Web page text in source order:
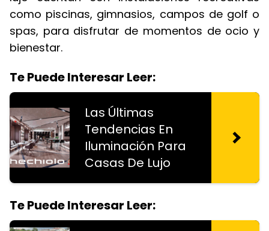
como piscinas, gimnasios, campos de golf o
spas, para disfrutar de momentos de ocio y
bienestar.
Te Puede Interesar Leer:
Las Últimas
Tendencias En
Iluminación Para
Casas De Lujo
Te Puede Interesar Leer: